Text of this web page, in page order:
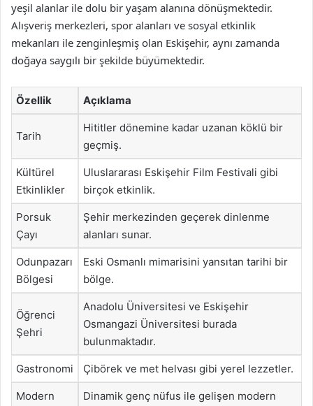
yeşil alanlar ile dolu bir yaşam alanına dönüşmektedir.
Alışveriş merkezleri, spor alanları ve sosyal etkinlik
mekanları ile zenginleşmiş olan Eskişehir, aynı zamanda
doğaya saygılı bir şekilde büyümektedir.
Özellik Açıklama
Tarih
Hititler dönemine kadar uzanan köklü bir
geçmiş.
Kültürel
Etkinlikler
Uluslararası Eskişehir Film Festivali gibi
birçok etkinlik.
Porsuk
Çayı
Şehir merkezinden geçerek dinlenme
alanları sunar.
Odunpazarı
Bölgesi
Eski Osmanlı mimarisini yansıtan tarihi bir
bölge.
Öğrenci
Şehri
Anadolu Üniversitesi ve Eskişehir
Osmangazi Üniversitesi burada
bulunmaktadır.
Gastronomi Çibörek ve met helvası gibi yerel lezzetler.
Modern
Dinamik genç nüfus ile gelişen modern